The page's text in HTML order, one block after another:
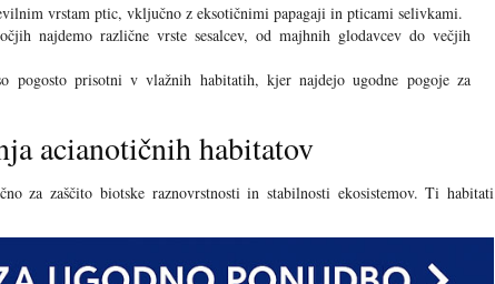
vrstam ptic, vključno z eksotičnimi papagaji in pticami selivkami.
najdemo različne vrste sesalcev, od majhnih glodavcev do večjih
pogosto prisotni v vlažnih habitatih, kjer najdejo ugodne pogoje za
acianotičnih habitatov
za zaščito biotske raznovrstnosti in stabilnosti ekosistemov. Ti habitati